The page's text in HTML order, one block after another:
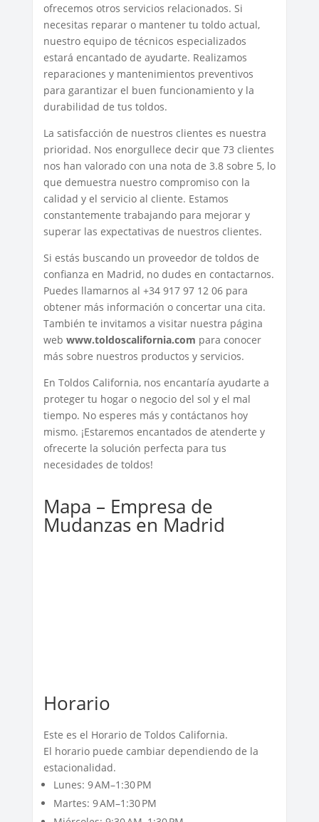
ofrecemos otros servicios relacionados. Si
necesitas reparar o mantener tu toldo actual,
nuestro equipo de técnicos especializados
estará encantado de ayudarte. Realizamos
reparaciones y mantenimientos preventivos
para garantizar el buen funcionamiento y la
durabilidad de tus toldos.
La satisfacción de nuestros clientes es nuestra
prioridad. Nos enorgullece decir que 73 clientes
nos han valorado con una nota de 3.8 sobre 5, lo
que demuestra nuestro compromiso con la
calidad y el servicio al cliente. Estamos
constantemente trabajando para mejorar y
superar las expectativas de nuestros clientes.
Si estás buscando un proveedor de toldos de
confianza en Madrid, no dudes en contactarnos.
Puedes llamarnos al +34 917 97 12 06 para
obtener más información o concertar una cita.
También te invitamos a visitar nuestra página
web www.toldoscalifornia.com para conocer
más sobre nuestros productos y servicios.
En Toldos California, nos encantaría ayudarte a
proteger tu hogar o negocio del sol y el mal
tiempo. No esperes más y contáctanos hoy
mismo. ¡Estaremos encantados de atenderte y
ofrecerte la solución perfecta para tus
necesidades de toldos!
Mapa – Empresa de
Mudanzas en Madrid
Horario
Este es el Horario de Toldos California.
El horario puede cambiar dependiendo de la
estacionalidad.
Lunes: 9 AM–1:30 PM
Martes: 9 AM–1:30 PM